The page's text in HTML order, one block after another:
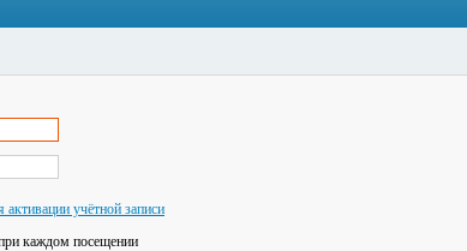
учётной записи
каждом посещении